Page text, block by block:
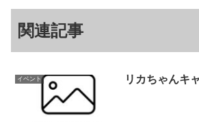
関連記事
イベント リカちゃんキ